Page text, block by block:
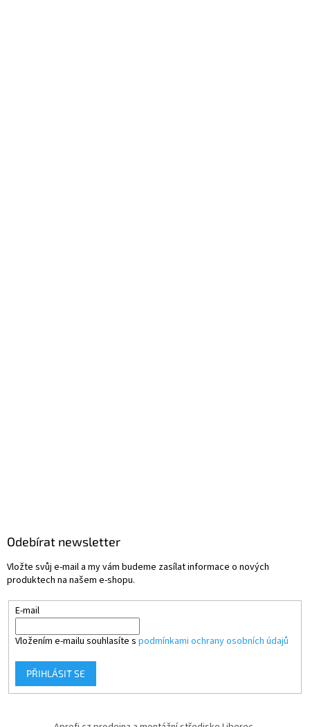
Odebírat newsletter
Vložte svůj e-mail a my vám budeme zasílat informace o nových
produktech na našem e-shopu.
E-mail
Vložením e-mailu souhlasíte s podmínkami ochrany osobních údajů
PŘIHLÁSIT SE